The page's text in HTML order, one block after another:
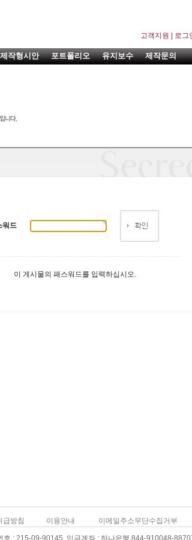
고객지원 로그
작형시안 포트폴리오 유지보수 제작문의
워드
이 게시물의 패스워드를 입력하십시오.
급방침 이용안내 이메일주소무단수집거부
호 : 215-09-90145 입금계좌 : 하나은행 844-910048-